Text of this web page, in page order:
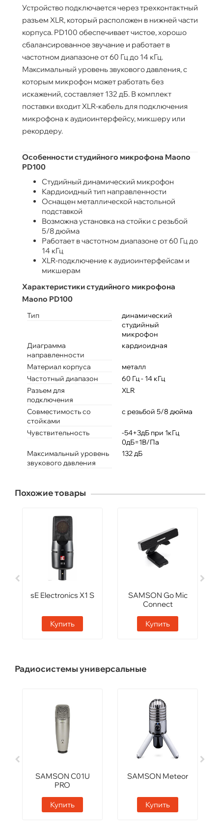
Устройство подключается через трехконтактный
разъем XLR, который расположен в нижней части
корпуса. PD100 обеспечивает чистое, хорошо
сбалансированное звучание и работает в
частотном диапазоне от 60 Гц до 14 кГц.
Максимальный уровень звукового давления, с
которым микрофон может работать без
искажений, составляет 132 дБ. В комплект
поставки входит XLR-кабель для подключения
микрофона к аудиоинтерфейсу, микшеру или
рекордеру.
Особенности студийного микрофона Maono
PD100
Студийный динамический микрофон
Кардиоидный тип направленности
Оснащен металлической настольной
подставкой
Возможна установка на стойки с резьбой
5/8 дюйма
Работает в частотном диапазоне от 60 Гц до
14 кГц
XLR-подключение к аудиоинтерфейсам и
микшерам
Характеристики студийного микрофона
Maono PD100
Тип
динамический
студийный
микрофон
Диаграмма
направленности
кардиоидная
Материал корпуса
металл
Частотный диапазон
60 Гц - 14 кГц
Разъем для
подключения
XLR
Совместимость со
стойками
с резьбой 5/8 дюйма
Чувствительность
-54+3дБ при 1кГц
0дБ=1В/Па
Максимальный уровень
звукового давления
132 дБ
Похожие товары
sE Electronics X1 S
Купить
SAMSON Go Mic
Connect
Купить
Радиосистемы универсальные
SAMSON C01U
PRO
Купить
SAMSON Meteor
Купить